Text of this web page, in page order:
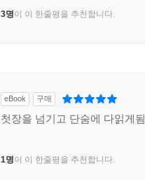
3명이 이 한줄평을 추천합니다.
eBook 구매
첫장을 넘기고 단숨에 다읽게됨
1명이 이 한줄평을 추천합니다.